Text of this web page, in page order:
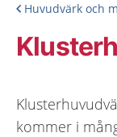
Huvudvärk och
kommer i